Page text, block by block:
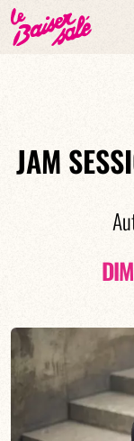
JAM